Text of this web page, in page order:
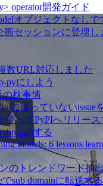
operator開発ガイド
オブジェクトなしで
画セッションに登壇し
数URL対応しました
pyにしよう
の枕事情
に従っていないissue
使ってPyPIへリリー
する
models: 6 lessons
のトレンドワード抽
sub domainに転送する